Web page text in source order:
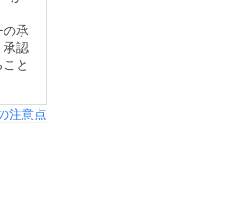
承
承認
と
注意点